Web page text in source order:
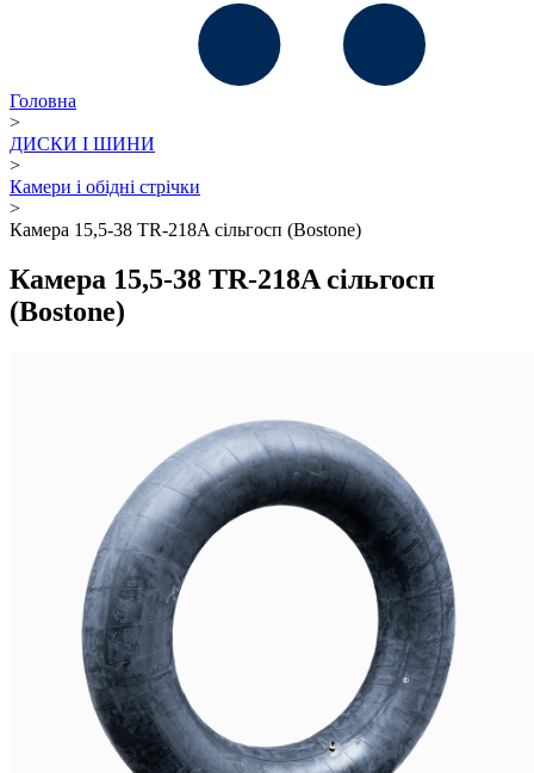
Головна
>
ДИСКИ І ШИНИ
>
Камери і обідні стрічки
>
Камера 15,5-38 TR-218A сільгосп (Bostone)
Камера 15,5-38 TR-218A сільгосп
(Bostone)